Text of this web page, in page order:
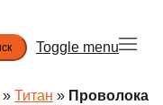
Toggle menu
» Титан » Проволока